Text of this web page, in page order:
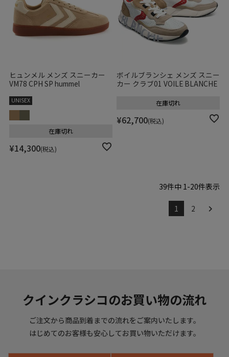
ヒュンメル メンズ スニーカー
VM78 CPH SP hummel
UNISEX
¥14,300 税込
在庫切れ
ボイルブランシェ メンズ スニー
カー クラブ01 VOILE BLANCHE
¥62,700 税込
在庫切れ
39件中 1 -20件表示
1 2
クインクラシコのお買い物の流れ
ご注文から商品到着までの流れをご案内いたします。
はじめてのお客様も安心してお買い物いただけます。